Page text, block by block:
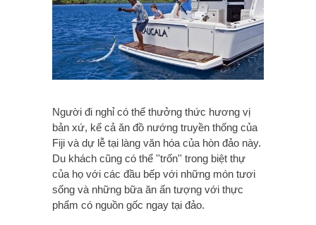
Người đi nghỉ có thể thưởng thức hương vị
bản xứ, kể cả ăn đồ nướng truyền thống của
Fiji và dự lễ tại làng văn hóa của hòn đảo này.
Du khách cũng có thể ''trốn'' trong biệt thự
của họ với các đầu bếp với những món tươi
sống và những bữa ăn ấn tượng với thực
phẩm có nguồn gốc ngay tại đảo.